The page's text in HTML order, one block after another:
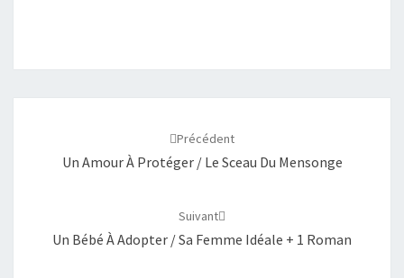
Précédent
Un Amour À Protéger / Le Sceau Du Mensonge
Suivant
Un Bébé À Adopter / Sa Femme Idéale + 1 Roman